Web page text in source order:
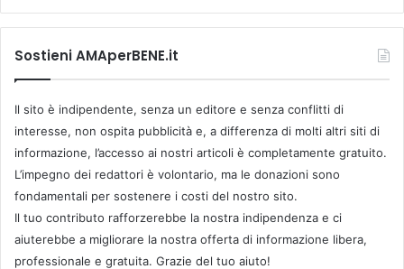
Sostieni AMAperBENE.it
Il sito è indipendente, senza un editore e senza conflitti di
interesse, non ospita pubblicità e, a differenza di molti altri siti di
informazione, l’accesso ai nostri articoli è completamente gratuito.
L’impegno dei redattori è volontario, ma le donazioni sono
fondamentali per sostenere i costi del nostro sito.
Il tuo contributo rafforzerebbe la nostra indipendenza e ci
aiuterebbe a migliorare la nostra offerta di informazione libera,
professionale e gratuita. Grazie del tuo aiuto!